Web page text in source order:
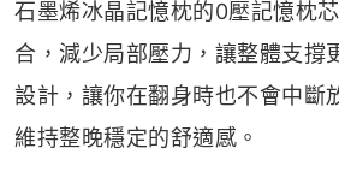
石墨烯冰晶記憶枕的0壓記憶枕
合，減少局部壓力，讓整體支撐
設計，讓你在翻身時也不會中斷
維持整晚穩定的舒適感。